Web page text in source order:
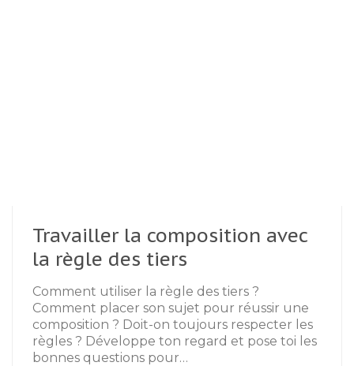
Travailler la composition avec
la règle des tiers
Comment utiliser la règle des tiers ?
Comment placer son sujet pour réussir une
composition ? Doit-on toujours respecter les
règles ? Développe ton regard et pose toi les
bonnes questions pour…